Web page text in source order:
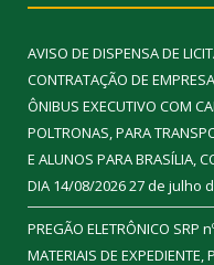
AVISO DE DISPENSA DE
CONTRATAÇÃO DE
ÔNIBUS EXECUTIVO COM
POLTRONAS, PARA
E ALUNOS PARA BRASÍLIA,
DIA 14/08/202627 de julho
PREGÃO ELETRÔNICO SRP
MATERIAIS DE EXPEDIENTE,